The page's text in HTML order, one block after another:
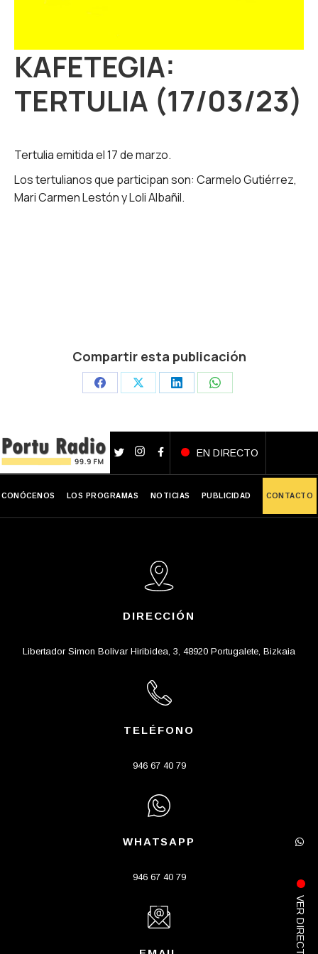
KAFETEGIA:
TERTULIA (17/03/23)
Tertulia emitida el 17 de marzo.
Los tertulianos que participan son: Carmelo Gutiérrez,
Mari Carmen Lestón y Loli Albañil.
Compartir esta publicación
Share
Facebook
Share
X
Share
LinkedIn
Share
WhatsApp
EN DIRECTO
CONÓCENOS LOS PROGRAMAS NOTICIAS PUBLICIDAD CONTACTO
DIRECCIÓN
Libertador Simon Bolivar Hiribidea, 3, 48920 Portugalete, Bizkaia
TELÉFONO
946 67 40 79
WHATSAPP
946 67 40 79
VER DIRECTO